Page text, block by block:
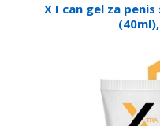
X I can gel za